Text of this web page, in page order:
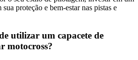
proteção e bem-estar nas pistas e
utilizar um capacete de
motocross?